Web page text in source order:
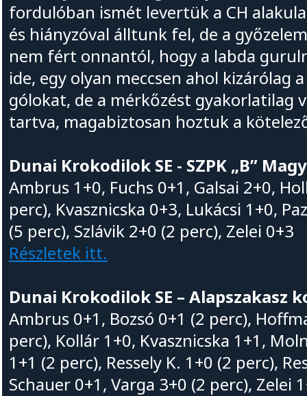
fordulóban ismét levertük a CH
és hiányzóval álltunk fel, de a
nem fért onnantól, hogy a labda
ide, egy olyan meccsen ahol kizárólag
gólokat, de a mérkőzést gyakorlatilag
tartva, magabiztosan hoztuk a
Dunai Krokodilok SE - SZPK „B”
Ambrus 1+0, Fuchs 0+1, Galsai 2+0,
perc), Kvasznicska 0+3, Lukácsi 1+0,
(5 perc), Szlávik 2+0 (2 perc), Zelei 0+3
Részletek itt.
Dunai Krokodilok SE – Alapszakasz
Ambrus 0+1, Bozsó 0+1 (2 perc),
perc), Kollár 1+0, Kvasznicska 1+1,
1+1 (2 perc), Ressely K. 1+0 (2 perc),
Schauer 0+1, Varga 3+0 (2 perc), Zelei